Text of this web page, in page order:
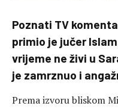
Poznati TV
primio je jučer
vrijeme ne živi u
je zamrznuo i
Prema izvoru bliskom